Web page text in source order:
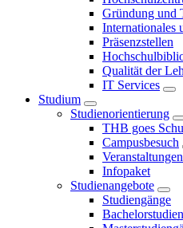
Gründung und
Internationales
Präsenzstellen
Qualität der
IT Services
Studium
Studienorientierung
THB goes
Campusbesuch
Infopaket
Studienangebote
Studiengänge